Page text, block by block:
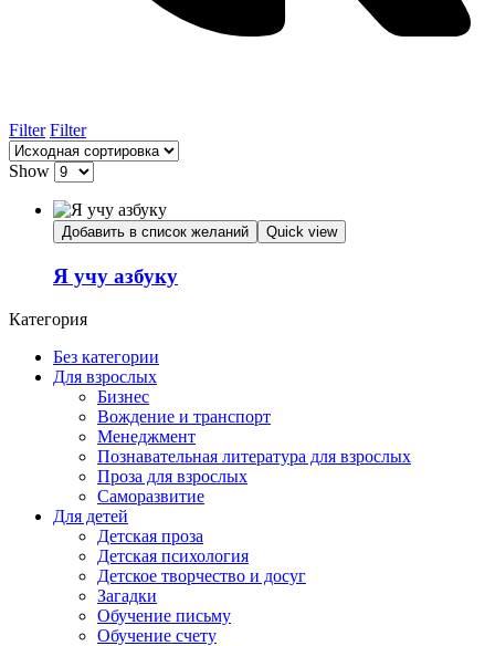
Filter Filter
Show
Добавить в список желаний Quick view
Я учу азбуку
Категория
Без категории
Для взрослых
Бизнес
Вождение и транспорт
Менеджмент
Познавательная литература для взрослых
Проза для взрослых
Саморазвитие
Для детей
Детская проза
Детская психология
Детское творчество и досуг
Загадки
Обучение письму
Обучение счету